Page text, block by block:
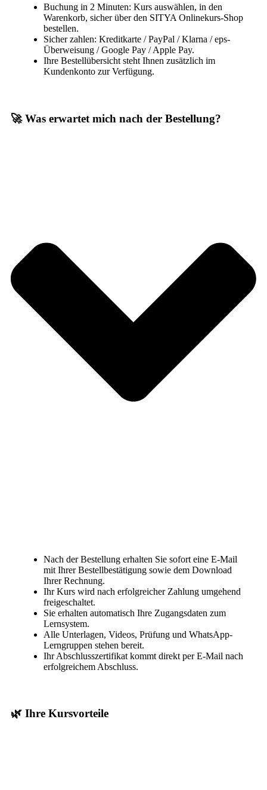
Buchung in 2 Minuten: Kurs auswählen, in den
Warenkorb, sicher über den SITYA Onlinekurs-Shop
bestellen.
Sicher zahlen: Kreditkarte / PayPal / Klarna / eps-
Überweisung / Google Pay / Apple Pay.
Ihre Bestellübersicht steht Ihnen zusätzlich im
Kundenkonto zur Verfügung.
🚀 Was erwartet mich nach der Bestellung?
Nach der Bestellung erhalten Sie sofort eine E-Mail
mit Ihrer Bestellbestätigung sowie dem Download
Ihrer Rechnung.
Ihr Kurs wird nach erfolgreicher Zahlung umgehend
freigeschaltet.
Sie erhalten automatisch Ihre Zugangsdaten zum
Lernsystem.
Alle Unterlagen, Videos, Prüfung und WhatsApp-
Lerngruppen stehen bereit.
Ihr Abschlusszertifikat kommt direkt per E-Mail nach
erfolgreichem Abschluss.
🌿 Ihre Kursvorteile